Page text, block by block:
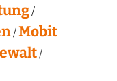
Mobit